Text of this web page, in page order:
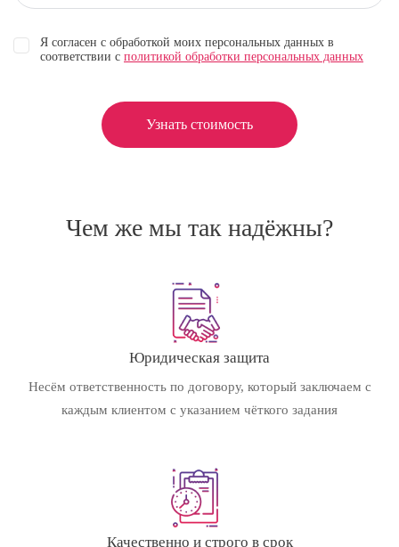
Я согласен с обработкой моих персональных данных в
соответствии с политикой обработки персональных данных
Узнать стоимость
Чем же мы так надёжны?
Юридическая защита
Несём ответственность по договору, который заключаем с
каждым клиентом с указанием чёткого задания
Качественно и строго в срок